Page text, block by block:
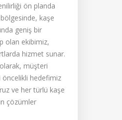
ön planda
kaşe
geniş bir
olan ekibimiz,
hizmet sunar.
müşteri
hedefimiz
ve her türlü kaşe
çözümler